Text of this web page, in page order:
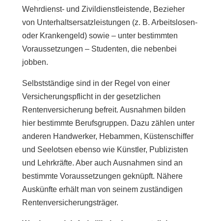
Wehrdienst- und Zivildienstleistende, Bezieher
von Unterhaltsersatzleistungen (z. B. Arbeitslosen-
oder Krankengeld) sowie – unter bestimmten
Voraussetzungen – Studenten, die nebenbei
jobben.
Selbstständige sind in der Regel von einer
Versicherungspflicht in der gesetzlichen
Rentenversicherung befreit. Ausnahmen bilden
hier bestimmte Berufsgruppen. Dazu zählen unter
anderen Handwerker, Hebammen, Küstenschiffer
und Seelotsen ebenso wie Künstler, Publizisten
und Lehrkräfte. Aber auch Ausnahmen sind an
bestimmte Voraussetzungen geknüpft. Nähere
Auskünfte erhält man von seinem zuständigen
Rentenversicherungsträger.